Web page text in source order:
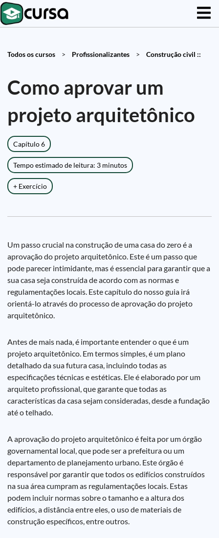
Todos os cursos > Profissionalizantes > Construção civil ::
Como aprovar um
projeto arquitetônico
Capítulo 6
Tempo estimado de leitura: 3 minutos
+ Exercício
Um passo crucial na construção de uma casa do zero é a
aprovação do projeto arquitetônico. Este é um passo que
pode parecer intimidante, mas é essencial para garantir que a
sua casa seja construída de acordo com as normas e
regulamentações locais. Este capítulo do nosso guia irá
orientá-lo através do processo de aprovação do projeto
arquitetônico.
Antes de mais nada, é importante entender o que é um
projeto arquitetônico. Em termos simples, é um plano
detalhado da sua futura casa, incluindo todas as
especificações técnicas e estéticas. Ele é elaborado por um
arquiteto profissional, que garante que todas as
características da casa sejam consideradas, desde a fundação
até o telhado.
A aprovação do projeto arquitetônico é feita por um órgão
governamental local, que pode ser a prefeitura ou um
departamento de planejamento urbano. Este órgão é
responsável por garantir que todos os edifícios construídos
na sua área cumpram as regulamentações locais. Estas
podem incluir normas sobre o tamanho e a altura dos
edifícios, a distância entre eles, o uso de materiais de
construção específicos, entre outros.